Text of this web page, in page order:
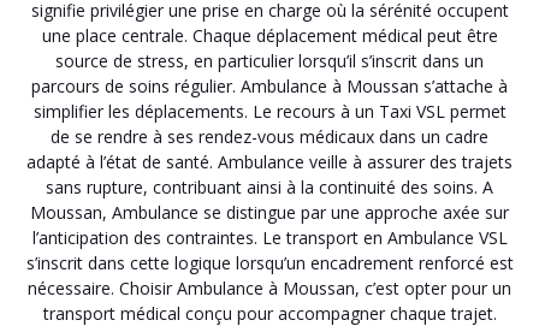
signifie privilégier une prise en charge où la sérénité occupent
une place centrale. Chaque déplacement médical peut être
source de stress, en particulier lorsqu’il s’inscrit dans un
parcours de soins régulier. Ambulance à Moussan s’attache à
simplifier les déplacements. Le recours à un Taxi VSL permet
de se rendre à ses rendez-vous médicaux dans un cadre
adapté à l’état de santé. Ambulance veille à assurer des trajets
sans rupture, contribuant ainsi à la continuité des soins. A
Moussan, Ambulance se distingue par une approche axée sur
l’anticipation des contraintes. Le transport en Ambulance VSL
s’inscrit dans cette logique lorsqu’un encadrement renforcé est
nécessaire. Choisir Ambulance à Moussan, c’est opter pour un
transport médical conçu pour accompagner chaque trajet.